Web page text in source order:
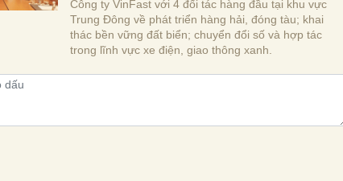
Công ty VinFast với 4 đối tác hàng đầu tại khu vực
Trung Đông về phát triển hàng hải, đóng tàu; khai
thác bền vững đất biển; chuyển đổi số và hợp tác
trong lĩnh vực xe điện, giao thông xanh.